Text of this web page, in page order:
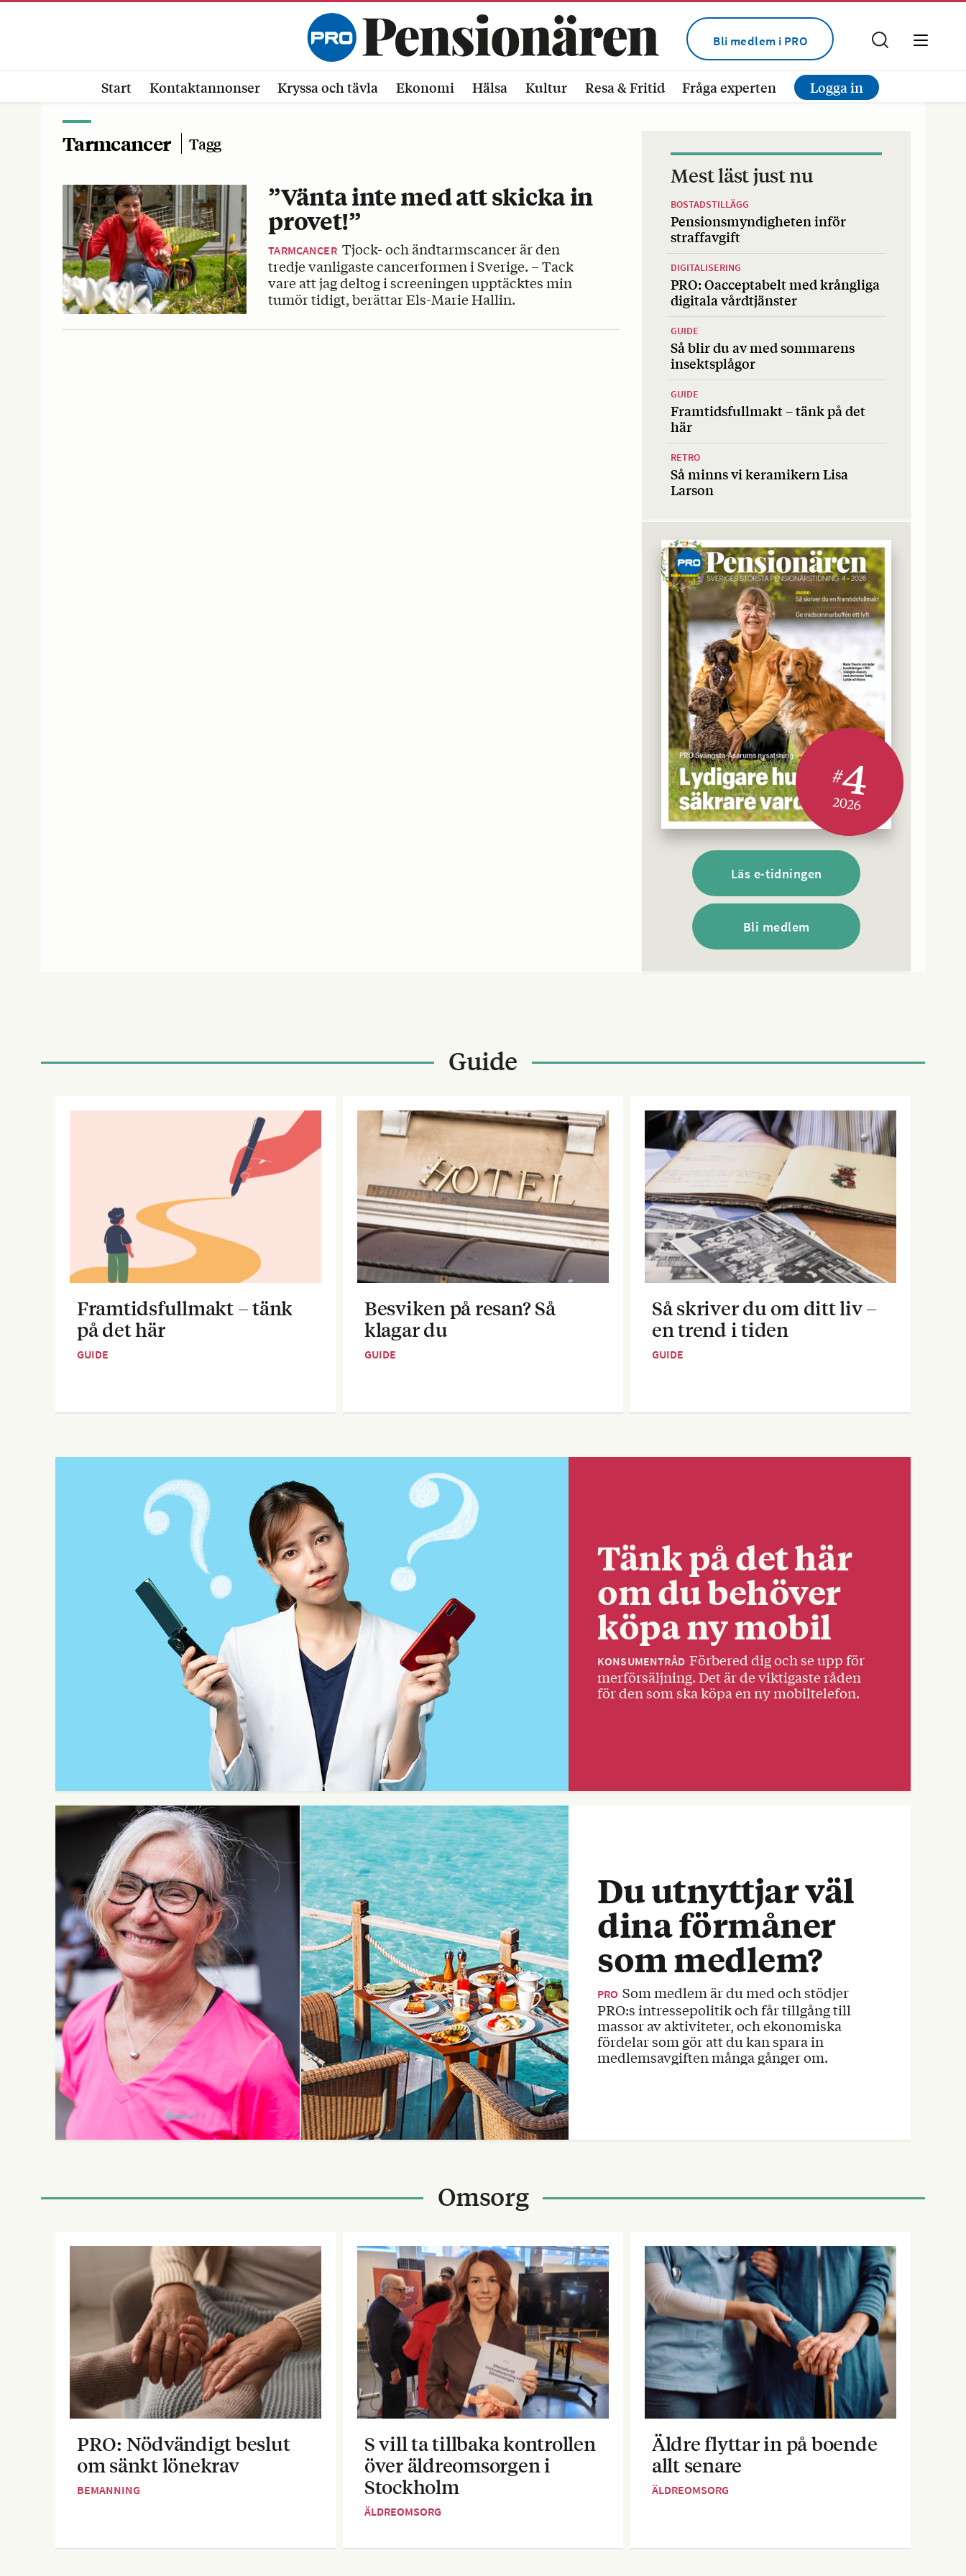
Bli medlem i PRO
Start Kontaktannonser Kryssa och tävla Ekonomi Hälsa Kultur Resa & Fritid Fråga experten Logga in
Tarmcancer Tagg
”Vänta inte med att skicka in
provet!”
TARMCANCER Tjock- och ändtarmscancer är den
tredje vanligaste cancerformen i Sverige. – Tack
vare att jag deltog i screeningen upptäcktes min
tumör tidigt, berättar Els-Marie Hallin.
Mest läst just nu
BOSTADSTILLÄGG
Pensionsmyndigheten inför
straffavgift
DIGITALISERING
PRO: Oacceptabelt med krångliga
digitala vårdtjänster
GUIDE
Så blir du av med sommarens
insektsplågor
GUIDE
Framtidsfullmakt – tänk på det
här
RETRO
Så minns vi keramikern Lisa
Larson
#4
2026
Läs e-tidningen
Bli medlem
Guide
Framtidsfullmakt – tänk
på det här
GUIDE
Besviken på resan? Så
klagar du
GUIDE
Så skriver du om ditt liv –
en trend i tiden
GUIDE
Tänk på det här
om du behöver
köpa ny mobil
KONSUMENTRÅD
merförsäljning. Det är de viktigaste råden
för den som ska köpa en ny mobiltelefon.
Du utnyttjar väl
dina förmåner
som medlem?
PRO Som medlem är du med och stödjer
PRO:s intressepolitik och får tillgång till
massor av aktiviteter, och ekonomiska
fördelar som gör att du kan spara in
medlemsavgiften många gånger om.
Omsorg
PRO: Nödvändigt beslut
om sänkt lönekrav
BEMANNING
S vill ta tillbaka kontrollen
över äldreomsorgen i
Stockholm
ÄLDREOMSORG
Äldre flyttar in på boende
allt senare
ÄLDREOMSORG